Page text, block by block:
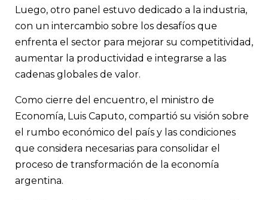
Luego, otro panel estuvo dedicado a la industria,
con un intercambio sobre los desafíos que
enfrenta el sector para mejorar su competitividad,
aumentar la productividad e integrarse a las
cadenas globales de valor.
Como cierre del encuentro, el ministro de
Economía, Luis Caputo, compartió su visión sobre
el rumbo económico del país y las condiciones
que considera necesarias para consolidar el
proceso de transformación de la economía
argentina.